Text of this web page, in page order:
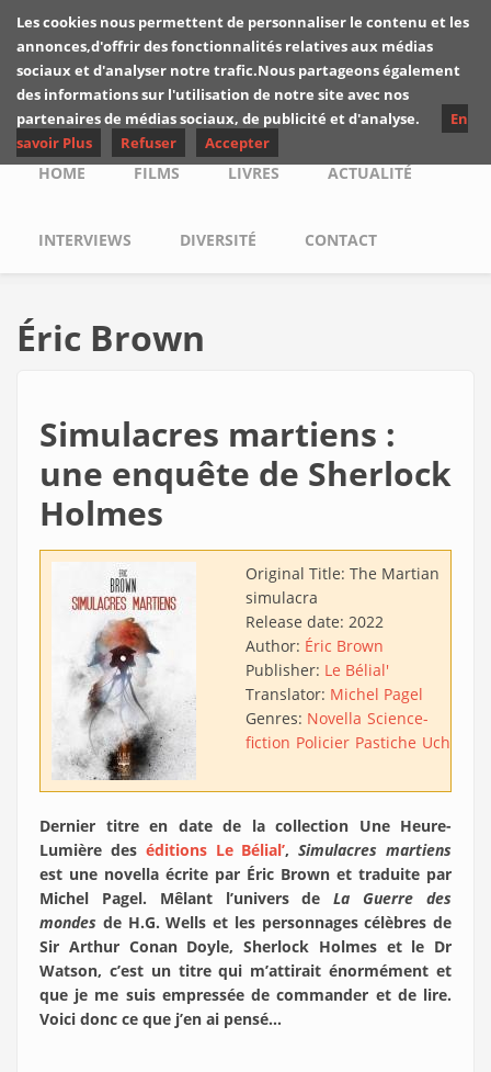
Skip to main content
Les critiques de
Yuyine
Main menu
HOME FILMS LIVRES ACTUALITÉ
INTERVIEWS DIVERSITÉ CONTACT
Éric Brown
Simulacres martiens :
une enquête de Sherlock
Holmes
Original Title: The Martian
simulacra
Release date: 2022
Author: Éric Brown
Publisher: Le Bélial'
Translator: Michel Pagel
Genres: Novella Science-
fiction Policier Pastiche Uchronie
Dernier titre en date de la collection Une Heure-
Lumière des éditions Le Bélial’,Simulacres martiens
est une novella écrite par Éric Brown et traduite par
Michel Pagel. Mêlant l’univers deLa Guerre des
mondes de H.G. Wells et les personnages célèbres de
Sir Arthur Conan Doyle, Sherlock Holmes et le Dr
Watson, c’est un titre qui m’attirait énormément et
que je me suis empressée de commander et de lire.
Voici donc ce que j’en ai pensé…
Les cookies nous permettent de personnaliser le contenu et les
annonces,d'offrir des fonctionnalités relatives aux médias
sociaux et d'analyser notre trafic.Nous partageons également
des informations sur l'utilisation de notre site avec nos
partenaires de médias sociaux, de publicité et d'analyse.
En
savoir Plus
Refuser Accepter